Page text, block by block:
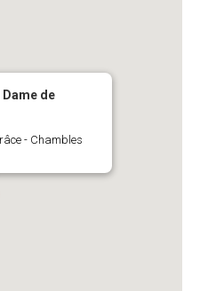
de
- Chambles